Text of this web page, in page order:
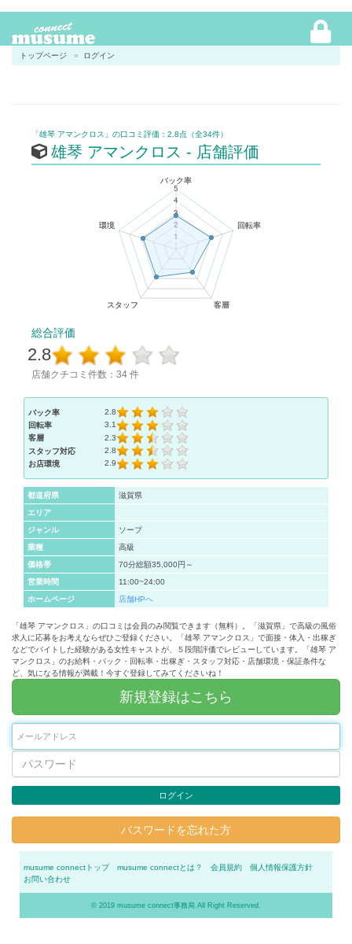
トップページ ログイン
「雄琴 アマンクロス」の口コミ評価：2.8点（全34件）
雄琴 アマンクロス - 店舗評価
総合評価
2.8
店舗クチコミ件数：34 件
バック率
2.8
回転率
3.1
客層
2.3
スタッフ対応
2.8
お店環境
2.9
都道府県
滋賀県
エリア
ジャンル
ソープ
業種
高級
価格帯
70分総額35,000円～
営業時間
11:00~24:00
ホームページ
店舗HPへ
「雄琴 アマンクロス」の口コミは会員のみ閲覧できます（無料）。「滋賀県」で高級の風俗
求人に応募をお考えならぜひご登録ください。「雄琴 アマンクロス」で面接・体入・出稼ぎ
などでバイトした経験がある女性キャストが、５段階評価でレビューしています。「雄琴 ア
マンクロス」のお給料・バック・回転率・出稼ぎ・スタッフ対応・店舗環境・保証条件な
ど、気になる情報が満載！今すぐ登録してみてくださいね！
新規登録はこちら
ログイン
パスワードを忘れた方
musume connectトップ musume connectとは？ 会員規約
個人情報保護方針
お問い合わせ
© 2019 musume connect事務局 All Right Reserved.